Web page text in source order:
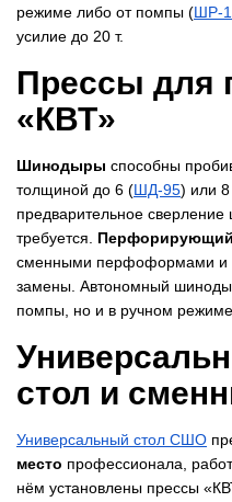
режиме либо от помпы (​ШР-
усилие до 20 т.
Прессы для
«КВТ»
Шинодыры способны
толщиной до 6 (​ШД-95) или
предварительное сверление
требуется.
сменными перфоформами и
замены. Автономный
помпы, но и в ручном режиме.
стол и
​Универсальный стол СШО
место профессионала,
нём установлены прессы